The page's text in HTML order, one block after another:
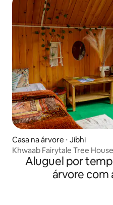
Casa na árvore ⋅ Jibhi
Khwaab Fairytale Tree
Aluguel por
árvore com